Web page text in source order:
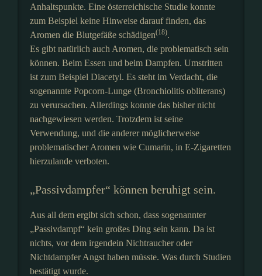
Anhaltspunkte. Eine österreichische Studie konnte
zum Beispiel keine Hinweise darauf finden, das
Aromen die Blutgefäße schädigen(18).
Es gibt natürlich auch Aromen, die problematisch sein
können. Beim Essen und beim Dampfen. Umstritten
ist zum Beispiel Diacetyl. Es steht im Verdacht, die
sogenannte Popcorn-Lunge (Bronchiolitis obliterans)
zu verursachen. Allerdings konnte das bisher nicht
nachgewiesen werden. Trotzdem ist seine
Verwendung, und die anderer möglicherweise
problematischer Aromen wie Cumarin, in E-Zigaretten
hierzulande verboten.
„Passivdampfer“ können beruhigt sein.
Aus all dem ergibt sich schon, dass sogenannter
„Passivdampf“ kein großes Ding sein kann. Da ist
nichts, vor dem irgendein Nichtraucher oder
Nichtdampfer Angst haben müsste. Was durch Studien
bestätigt wurde.